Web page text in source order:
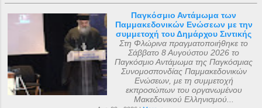
Παγκόσμιο Αντάμωμα των
Παμμακεδονικών Ενώσεων με την
συμμετοχή του Δημάρχου Σιντικής
Στη Φλώρινα πραγματοποιήθηκε το
Σάββατο 8 Αυγούστου 2026 το
Παγκόσμιο Αντάμωμα της Παγκόσμιας
Συνομοσπονδίας Παμμακεδονικών
Ενώσεων, με τη συμμετοχή
εκπροσώπων του οργανωμένου
Μακεδονικού Ελληνισμού...